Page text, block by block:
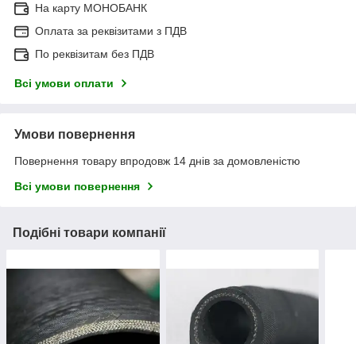
На карту МОНОБАНК
Оплата за реквізитами з ПДВ
По реквізитам без ПДВ
Всі умови оплати
Умови повернення
Повернення товару впродовж 14 днів за домовленістю
Всі умови повернення
Подібні товари компанії